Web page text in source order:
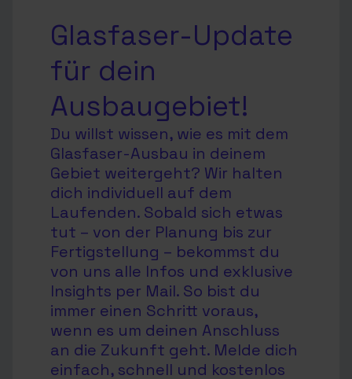
Glasfaser-Update
für dein
Ausbaugebiet!
Du willst wissen, wie es mit dem
Glasfaser-Ausbau in deinem
Gebiet weitergeht? Wir halten
dich individuell auf dem
Laufenden. Sobald sich etwas
tut – von der Planung bis zur
Fertigstellung – bekommst du
von uns alle Infos und exklusive
Insights per Mail. So bist du
immer einen Schritt voraus,
wenn es um deinen Anschluss
an die Zukunft geht. Melde dich
einfach, schnell und kostenlos